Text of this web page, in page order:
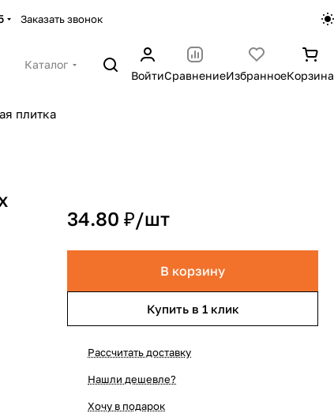
Заказать звонок
Каталог
ВойтиСравнениеИзбранноеКорзина
плитка
34.80 ₽/шт
В корзину
Купить в 1 клик
Рассчитать доставку
Нашли дешевле?
Хочу в подарок